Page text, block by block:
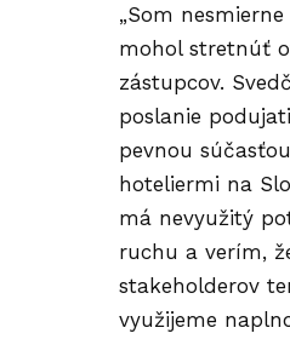
„Som
mohol stretnúť
zástupcov.
poslanie
pevnou
hoteliermi na
má nevyužitý
ruchu a verím,
stakeholderov
využijeme